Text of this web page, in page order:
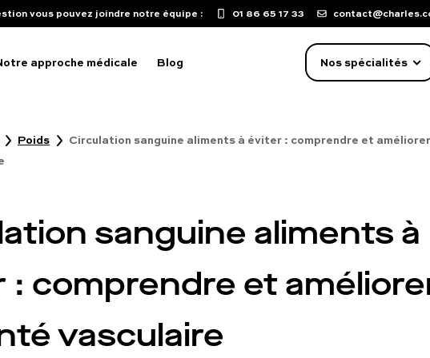
vous pouvez joindre notre équipe : 01 86 65 17 33
approche médicale Blog Nos spécialités
d'érection
sur le pénis
Poids
Circulation sanguine aliments à éviter : comprendre et
sanguine aliments à
: comprendre et
vasculaire